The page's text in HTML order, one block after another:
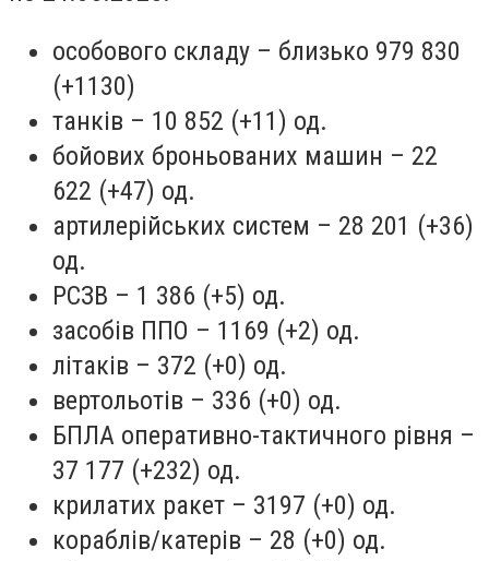
особового складу – близько 979 830
(+1130)
танків – 10 852 (+11) од.
бойових броньованих машин – 22
622 (+47) од.
артилерійських систем – 28 201 (+36)
од.
РСЗВ – 1 386 (+5) од.
засобів ППО – 1169 (+2) од.
літаків – 372 (+0) од.
вертольотів – 336 (+0) од.
БПЛА оперативно-тактичного рівня –
37 177 (+232) од.
крилатих ракет – 3197 (+0) од.
кораблів/катерів – 28 (+0) од.